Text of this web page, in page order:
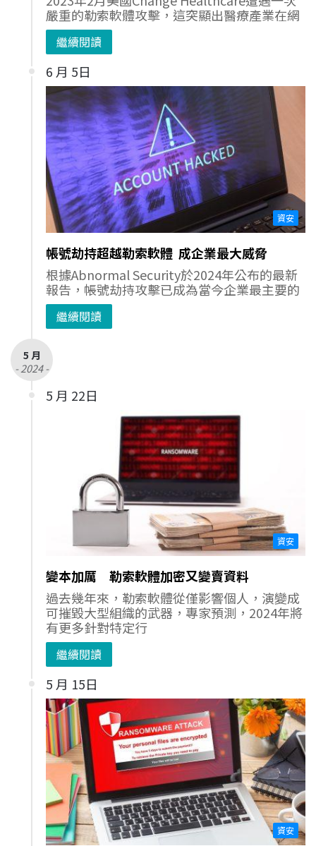
嚴重的勒索軟體攻擊，這突顯出醫療產業在網
繼續閱讀
6 月 5日
資安
帳號劫持超越勒索軟體 成企業最大威脅
根據Abnormal Security於2024年公布的最新
報告，帳號劫持攻擊已成為當今企業最主要的
繼續閱讀
5 月
- 2024 -
5 月 22日
資安
變本加厲 勒索軟體加密又變賣資料
過去幾年來，勒索軟體從僅影響個人，演變成
可摧毀大型組織的武器，專家預測，2024年將
有更多針對特定行
繼續閱讀
5 月 15日
資安